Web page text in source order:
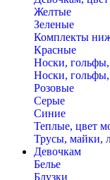
Желтые
Зеленые
Комплекты
Красные
Носки,
Носки, гольфы,
Розовые
Серые
Синие
Теплые, цвет
Трусы, майки,
Девочкам
Белье
Блузки